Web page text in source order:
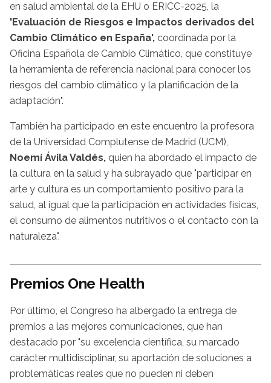
en salud ambiental de la EHU o ERICC-2025, la
'Evaluación de Riesgos e Impactos derivados del
Cambio Climático en España', coordinada por la
Oficina Española de Cambio Climático, que constituye
la herramienta de referencia nacional para conocer los
riesgos del cambio climático y la planificación de la
adaptación".
También ha participado en este encuentro la profesora
de la Universidad Complutense de Madrid (UCM),
Noemí Ávila Valdés, quien ha abordado el impacto de
la cultura en la salud y ha subrayado que "participar en
arte y cultura es un comportamiento positivo para la
salud, al igual que la participación en actividades físicas,
el consumo de alimentos nutritivos o el contacto con la
naturaleza".
Premios One Health
Por último, el Congreso ha albergado la entrega de
premios a las mejores comunicaciones, que han
destacado por "su excelencia científica, su marcado
carácter multidisciplinar, su aportación de soluciones a
problemáticas reales que no pueden ni deben